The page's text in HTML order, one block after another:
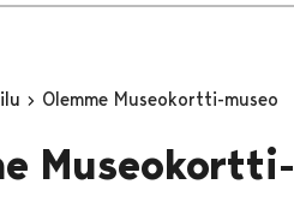
Olemme Museokortti-museo